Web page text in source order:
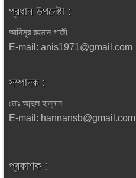
প্রধান উপদেষ্টা :
আনিসুর রহমান গাজী
E-mail: anis1971@gmail.com
সম্পাদক :
মোঃ আব্দুল হান্নান
E-mail: hannansb@gmail.com
প্রকাশক :